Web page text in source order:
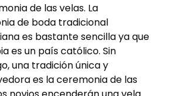
de las velas. La
de boda tradicional
es bastante sencilla ya que
es un país católico. Sin
una tradición única y
es la ceremonia de las